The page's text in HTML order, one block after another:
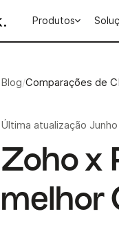
Produtos
Blog/Comparações de
Última atualização
Zoho x
melhor